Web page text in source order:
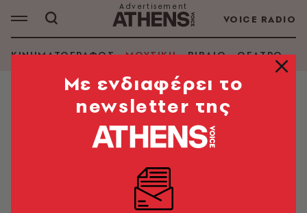
VOICE RADIO
ΚΙΝΗΜΑΤΟΓΡΑΦΟΣ ΜΟΥΣΙΚΗ ΒΙΒΛΙΟ ΘΕΑΤΡΟ -
Μαντόνα: Συναυλία-έκπληξη 15
λεπτών στην Τάιμς Σκουέρ της
Η 67χρονη σταρ ξεσήκωσε τους θαυμαστές της λίγο
Mε ενδιαφέρει το
newsletter της